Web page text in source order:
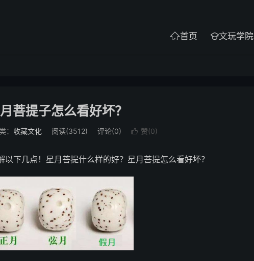
首页 文玩学院
菩提子怎么看好坏？
： 收藏文化 阅读(3512) 评论(0)  赞(0)
下几点！星月菩提什么样的好？星月菩提怎么看好坏？